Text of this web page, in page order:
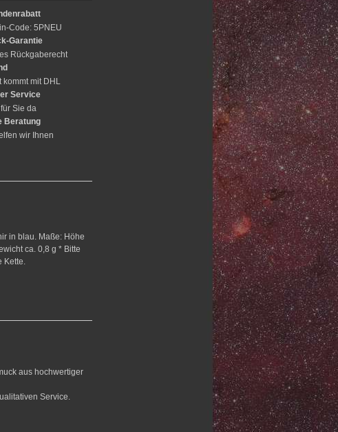
Code: 5PNEU
Garantie
Rückgaberecht
kommt mit DHL
Service
Sie da
Beratung
wir Ihnen
in blau. Maße: Höhe
ca. 0,8 g * Bitte
aus hochwertiger
Service.